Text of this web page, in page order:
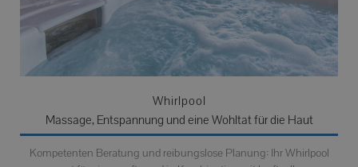
Whirlpool
Massage, Entspannung und eine Wohltat für die Haut
Kompetenten Beratung und reibungslose Planung: Ihr Whirlpool